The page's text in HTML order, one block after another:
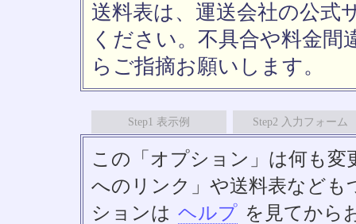
送料表は、運送会社の公式
ください。不具合や料金間
らご指摘お願いします。
Step1 表示例 Step2 入力フォーム
この「オプション」は何も
へのリンク」や送料表など
ションは ヘルプ を見てから